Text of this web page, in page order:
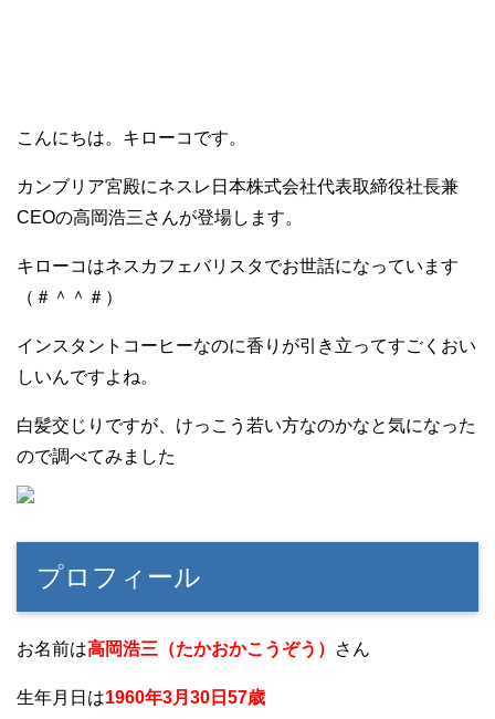
こんにちは。キローコです。
カンブリア宮殿にネスレ日本株式会社代表取締役社長兼
CEOの高岡浩三さんが登場します。
キローコはネスカフェバリスタでお世話になっています
（＃＾＾＃）
インスタントコーヒーなのに香りが引き立ってすごくおい
しいんですよね。
白髪交じりですが、けっこう若い方なのかなと気になった
ので調べてみました
プロフィール
お名前は高岡浩三（たかおかこうぞう） さん
生年月日は1960年3月30日57歳